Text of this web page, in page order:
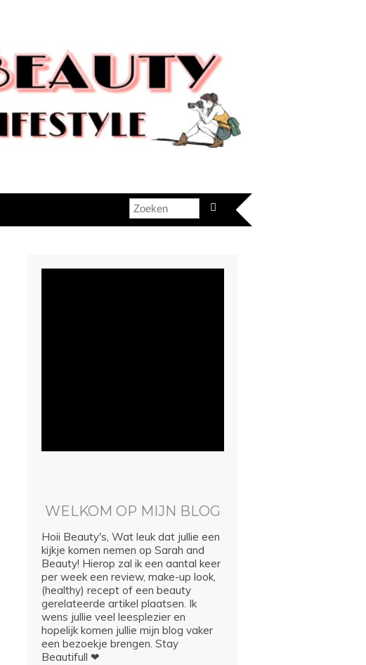
WELKOM OP MIJN BLOG
Hoii Beauty's, Wat leuk dat jullie een
kijkje komen nemen op Sarah and
Beauty! Hierop zal ik een aantal keer
per week een review, make-up look,
(healthy) recept of een beauty
gerelateerde artikel plaatsen. Ik
wens jullie veel leesplezier en
hopelijk komen jullie mijn blog vaker
een bezoekje brengen. Stay
Beautifull ❤